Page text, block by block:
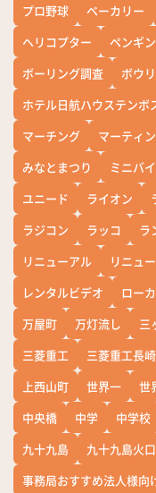
プロ野球 ベーカリー
ヘリコプター
ペンギン
ボーリング調査
ボウ
ホテル日航ハウステンボ
マーチング
マーティ
みなとまつり
ミニバ
ユニード
ライオン
ラジコン
ラッコ ラ
リニューアル
リニュ
レンタルビデオ
ロー
万屋町
万灯流し 三
三菱重工
三菱重工長
上西山町
世界一 世
中央橋
中学 中学校
九十九島
九十九島火口
事務局おすすめ法人様向